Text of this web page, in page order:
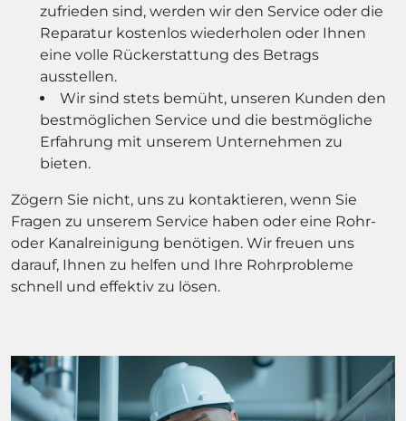
zufrieden sind, werden wir den Service oder die
Reparatur kostenlos wiederholen oder Ihnen
eine volle Rückerstattung des Betrags
ausstellen.
Wir sind stets bemüht, unseren Kunden den
bestmöglichen Service und die bestmögliche
Erfahrung mit unserem Unternehmen zu
bieten.
Zögern Sie nicht, uns zu kontaktieren, wenn Sie
Fragen zu unserem Service haben oder eine Rohr-
oder Kanalreinigung benötigen. Wir freuen uns
darauf, Ihnen zu helfen und Ihre Rohrprobleme
schnell und effektiv zu lösen.